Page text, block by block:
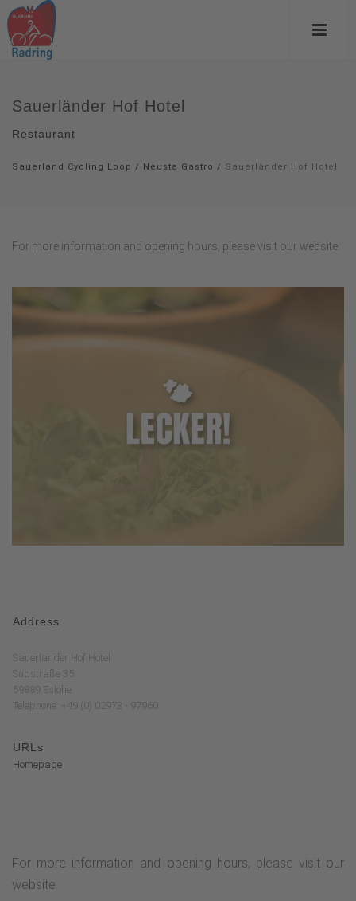
Sauerländer Hof Hotel
Restaurant
Sauerland Cycling Loop / Neusta Gastro / Sauerländer Hof Hotel
For more information and opening hours, please visit our website.
Address
Sauerländer Hof Hotel
Südstraße 35
59889 Eslohe
Telephone: +49 (0) 02973 - 97960
URLs
Homepage
For more information and opening hours, please visit our
website.